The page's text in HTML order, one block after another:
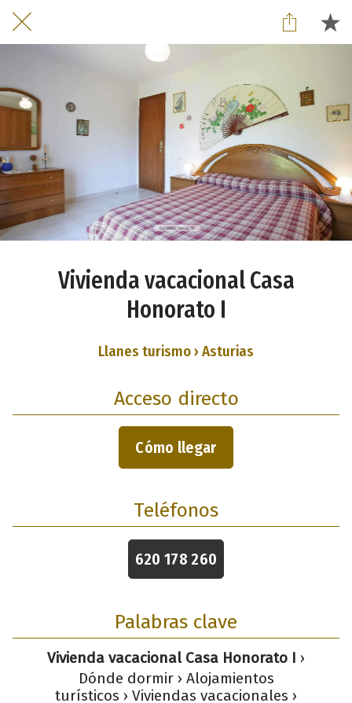
Vivienda vacacional Casa
Honorato I
Llanes turismo › Asturias
Acceso directo
Cómo llegar
Teléfonos
620 178 260
Palabras clave
Vivienda vacacional Casa Honorato I ›
Dónde dormir › Alojamientos
turísticos › Viviendas vacacionales ›